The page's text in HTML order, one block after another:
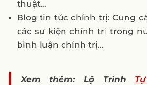
thuật…
Blog tin tức chính trị: Cung
các sự kiện chính trị trong
bình luận chính trị…
Xem thêm: Lộ Trình